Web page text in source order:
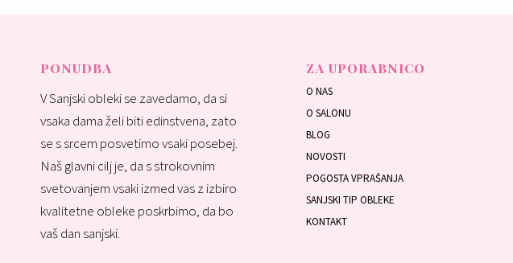
PONUDBA
V Sanjski obleki se zavedamo, da si
vsaka dama želi biti edinstvena, zato
se s srcem posvetimo vsaki posebej.
Naš glavni cilj je, da s strokovnim
svetovanjem vsaki izmed vas z izbiro
kvalitetne obleke poskrbimo, da bo
vaš dan sanjski.
ZA UPORABNICO
O NAS
O SALONU
BLOG
NOVOSTI
POGOSTA VPRAŠANJA
SANJSKI TIP OBLEKE
KONTAKT